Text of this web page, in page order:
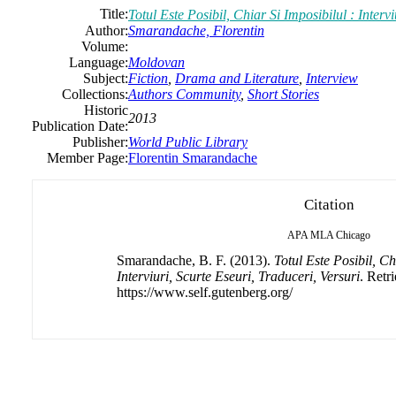
Title:Totul Este Posibil, Chiar Si Imposibilul :
Author:Smarandache, Florentin
Volume:
Language:Moldovan
Subject:Fiction Drama and Literature Interview
Collections:Authors Community, Short Stories
Historic
Publication Date:
2013
Publisher:World Public Library
Member Page:Florentin Smarandache
Citation
APA MLA Chicago
Smarandache, B. F. (2013). Totul Este Posibil,
Interviuri, Scurte Eseuri, Traduceri, Versuri.
https://www.self.gutenberg.org/